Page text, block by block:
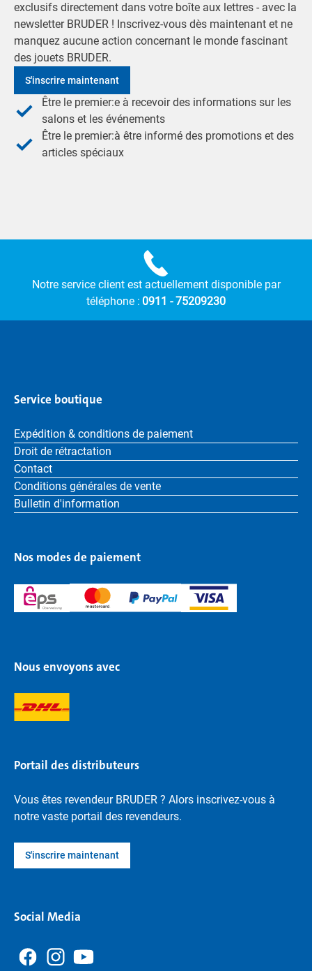
exclusifs directement dans votre boîte aux lettres - avec la
newsletter BRUDER ! Inscrivez-vous dès maintenant et ne
manquez aucune action concernant le monde fascinant
des jouets BRUDER.
S'inscrire maintenant
Être le premier:e à recevoir des informations sur les
salons et les événements
Être le premier:à être informé des promotions et des
articles spéciaux
Notre service client est actuellement disponible par
téléphone : 0911 - 75209230
Service boutique
Expédition & conditions de paiement
Droit de rétractation
Contact
Conditions générales de vente
Bulletin d'information
Nos modes de paiement
Nous envoyons avec
Portail des distributeurs
Vous êtes revendeur BRUDER ? Alors inscrivez-vous à
notre vaste portail des revendeurs.
S'inscrire maintenant
Social Media